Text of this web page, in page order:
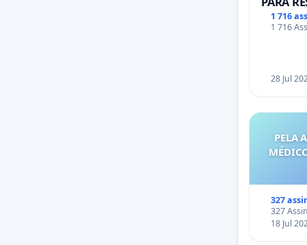
PONTE
1 716
1 716
28 Jul
PELA
327
327
18 Jul